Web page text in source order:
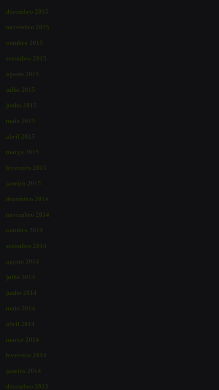
dezembro 2015
novembro 2015
outubro 2015
setembro 2015
agosto 2015
julho 2015
junho 2015
maio 2015
abril 2015
março 2015
fevereiro 2015
janeiro 2015
dezembro 2014
novembro 2014
outubro 2014
setembro 2014
agosto 2014
julho 2014
junho 2014
maio 2014
abril 2014
março 2014
fevereiro 2014
janeiro 2014
dezembro 2013